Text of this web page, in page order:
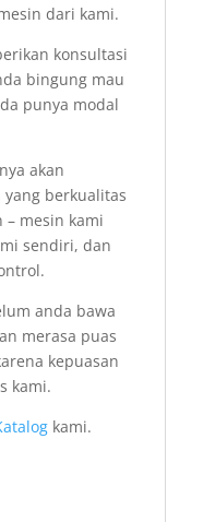
dari kami.
konsultasi
bingung mau
punya modal
akan
berkualitas
– mesin kami
sendiri, dan
anda bawa
merasa puas
kepuasan
kami.
kami.